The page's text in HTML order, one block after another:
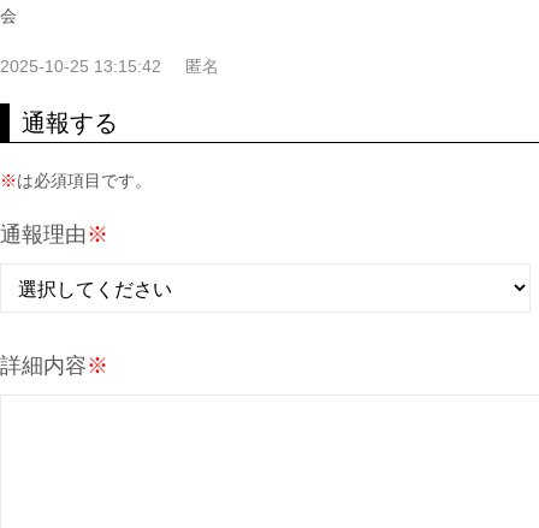
会
2025-10-25 13:15:42 匿名
通報する
※は必須項目です。
通報理由※
詳細内容※